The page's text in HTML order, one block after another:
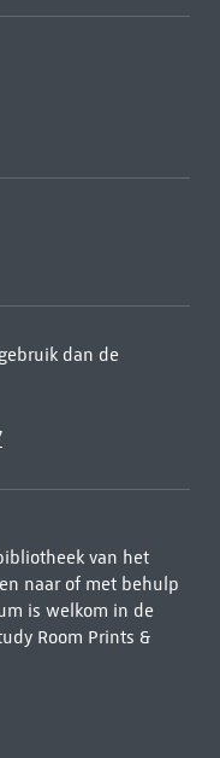
dan de
van het
naar of met behulp
is welkom in de
Room Prints &